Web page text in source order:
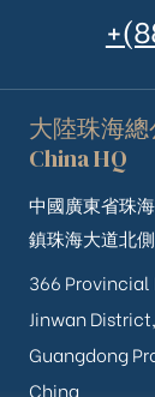
大陸珠海總
China HQ
中國廣東省珠
鎮珠海大道北側
366 Provincial
Jinwan
Guangdong
China